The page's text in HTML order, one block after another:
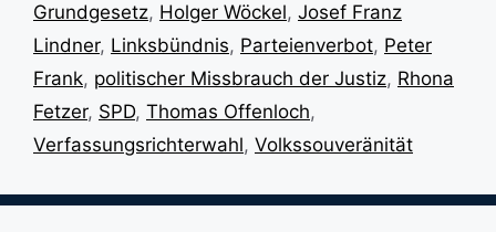
Grundgesetz, Holger Wöckel, Josef Franz
Lindner, Linksbündnis, Parteienverbot, Peter
Frank, politischer Missbrauch der Justiz, Rhona
Fetzer, SPD, Thomas Offenloch,
Verfassungsrichterwahl, Volkssouveränität